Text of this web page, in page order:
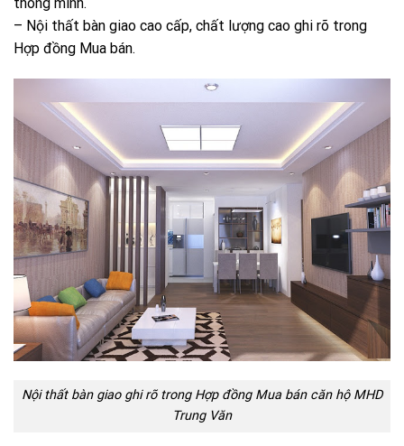
– Nội thất bàn giao cao cấp, chất lượng cao ghi rõ trong
Hợp đồng Mua bán.
Nội thất bàn giao ghi rõ trong Hợp đồng Mua bán căn hộ MHD
Trung Văn